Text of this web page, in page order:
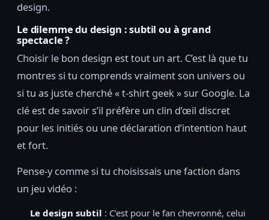
design.
Le dilemme du design : subtil ou à grand
spectacle ?
Choisir le bon design est tout un art. C’est là que tu
montres si tu comprends vraiment son univers ou
si tu as juste cherché « t-shirt geek » sur Google. La
clé est de savoir s’il préfère un clin d’œil discret
pour les initiés ou une déclaration d’intention haut
et fort.
Pense-y comme si tu choisissais une faction dans
un jeu vidéo :
Le design subtil : C’est pour le fan chevronné, celui